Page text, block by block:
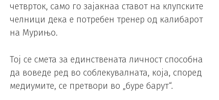
четврток, само го зајакнаа ставот на клупските
челници дека е потребен тренер од калибарот
на Мурињо.
Тој се смета за единствената личност способна
да воведе ред во соблекувалната, која, според
медиумите, се претвори во „буре барут“.